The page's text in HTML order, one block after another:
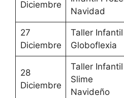
Diciembre
Navidad
27
Diciembre
Taller Infantil
Globoflexia
28
Diciembre
Taller Infantil
Slime
Navideño